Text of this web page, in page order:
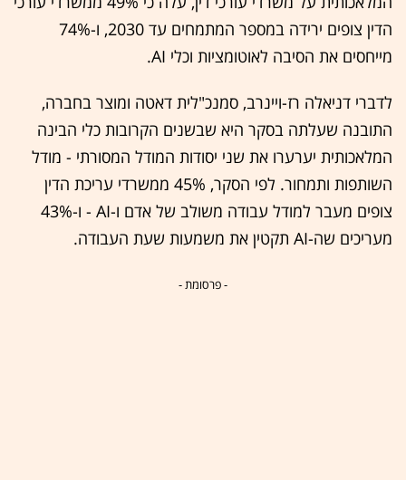
הדין צופים ירידה במספר המתמחים עד 2030, ו-74%
מייחסים את הסיבה לאוטומציות וכלי AI.
לדברי דניאלה רז-ויינרב, סמנכ"לית דאטה ומוצר בחברה,
התובנה שעלתה בסקר היא שבשנים הקרובות כלי הבינה
המלאכותית יערערו את שני יסודות המודל המסורתי - מודל
השותפות ותמחור. לפי הסקר, 45% ממשרדי עריכת הדין
צופים מעבר למודל עבודה משולב של אדם ו-AI - ו-43%
מעריכים שה-AI תקטין את משמעות שעת העבודה.
- פרסומת -